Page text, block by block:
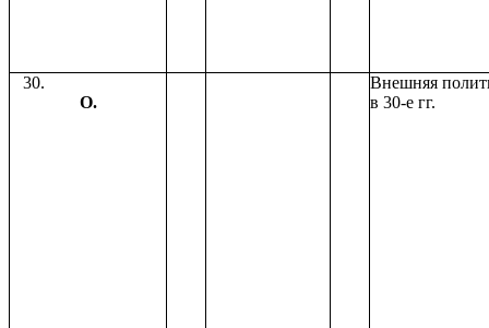
30.
О.
Внешняя
в 30-е гг.